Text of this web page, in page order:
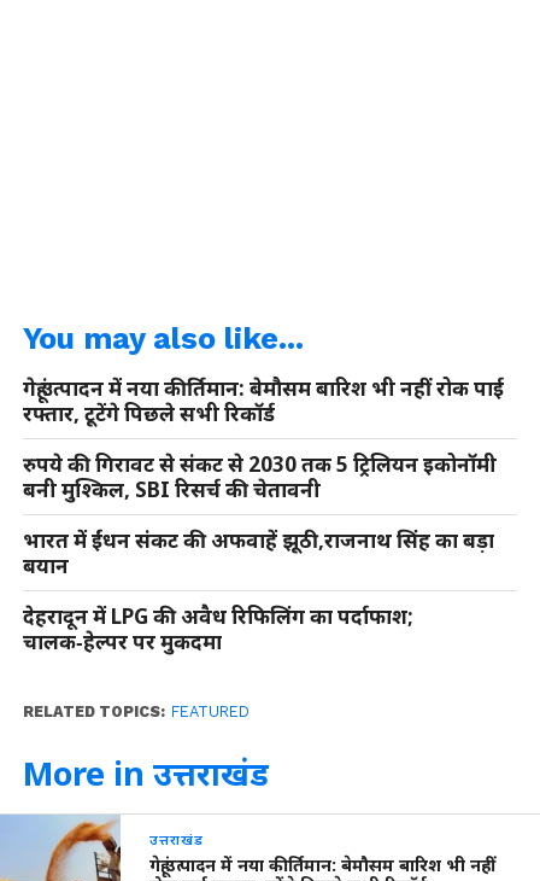
You may also like...
गेहूं उत्पादन में नया कीर्तिमान: बेमौसम बारिश भी नहीं रोक पाई
रफ्तार, टूटेंगे पिछले सभी रिकॉर्ड
रुपये की गिरावट से संकट से 2030 तक 5 ट्रिलियन इकोनॉमी
बनी मुश्किल, SBI रिसर्च की चेतावनी
भारत में ईंधन संकट की अफवाहें झूठी,राजनाथ सिंह का बड़ा
बयान
देहरादून में LPG की अवैध रिफिलिंग का पर्दाफाश;
चालक‑हेल्पर पर मुकदमा
RELATED TOPICS: FEATURED
More in उत्तराखंड
उत्तराखंड
गेहूं उत्पादन में नया कीर्तिमान: बेमौसम बारिश भी नहीं